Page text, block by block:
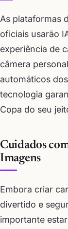
As plataformas
oficiais usarão
experiência de
câmera
automáticos
tecnologia
Copa do seu
Cuidados
Imagens
Embora criar
divertido e
importante